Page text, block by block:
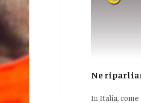
Ne
In Italia, come